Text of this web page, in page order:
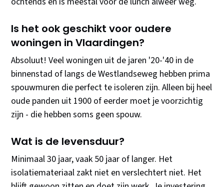
Is het ook geschikt voor oudere
woningen in Vlaardingen?
Absoluut! Veel woningen uit de jaren '20-'40 in de
binnenstad of langs de Westlandseweg hebben prima
spouwmuren die perfect te isoleren zijn. Alleen bij heel
oude panden uit 1900 of eerder moet je voorzichtig
zijn - die hebben soms geen spouw.
Wat is de levensduur?
Minimaal 30 jaar, vaak 50 jaar of langer. Het
isolatiemateriaal zakt niet en verslechtert niet. Het